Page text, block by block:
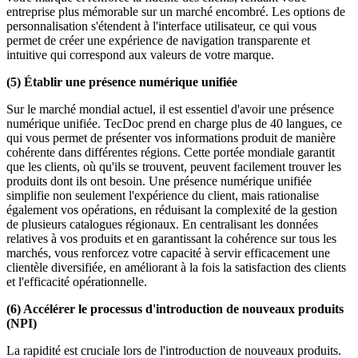
entreprise plus mémorable sur un marché encombré. Les options de
personnalisation s'étendent à l'interface utilisateur, ce qui vous
permet de créer une expérience de navigation transparente et
intuitive qui correspond aux valeurs de votre marque.
(5) Établir une présence numérique unifiée
Sur le marché mondial actuel, il est essentiel d'avoir une présence
numérique unifiée. TecDoc prend en charge plus de 40 langues, ce
qui vous permet de présenter vos informations produit de manière
cohérente dans différentes régions. Cette portée mondiale garantit
que les clients, où qu'ils se trouvent, peuvent facilement trouver les
produits dont ils ont besoin. Une présence numérique unifiée
simplifie non seulement l'expérience du client, mais rationalise
également vos opérations, en réduisant la complexité de la gestion
de plusieurs catalogues régionaux. En centralisant les données
relatives à vos produits et en garantissant la cohérence sur tous les
marchés, vous renforcez votre capacité à servir efficacement une
clientèle diversifiée, en améliorant à la fois la satisfaction des clients
et l'efficacité opérationnelle.
(6) Accélérer le processus d'introduction de nouveaux produits
(NPI)
La rapidité est cruciale lors de l'introduction de nouveaux produits.